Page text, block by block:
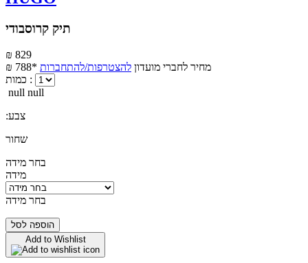
תיק קרוסבודי
₪ 829
₪ 788*
מחיר לחברי מועדון להצטרפות/להתחברות
כמות :
null null
:צבע
שחור
בחר מידה
מידה
בחר מידה
הוספה לסל
Add to Wishlist